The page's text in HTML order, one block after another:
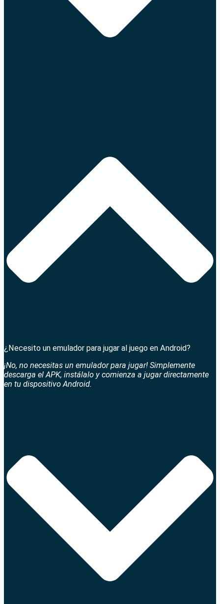
¿Necesito un emulador para jugar al juego en Android?
¡No, no necesitas un emulador para jugar! Simplemente
descarga el APK, instálalo y comienza a jugar directamente
en tu dispositivo Android.